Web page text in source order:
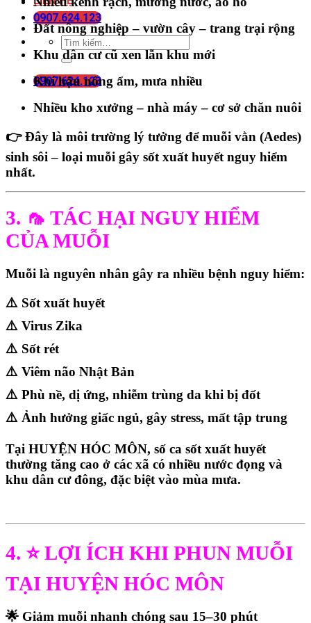
0907.624.123
0907.624.123
Đất nông nghiệp – vườn cây – trang trại rộng
Khu dân cư cũ xen lẫn khu mới
Khí hậu nóng ẩm, mưa nhiều
Nhiều kho xưởng – nhà máy – cơ sở chăn nuôi
👉 Đây là môi trường lý tưởng để muỗi vằn (Aedes)
sinh sôi – loại muỗi gây sốt xuất huyết nguy hiểm
nhất.
3. 🦟 TÁC HẠI NGUY HIỂM
CỦA MUỖI
Muỗi là nguyên nhân gây ra nhiều bệnh nguy hiểm:
⚠️ Sốt xuất huyết
⚠️ Virus Zika
⚠️ Sốt rét
⚠️ Viêm não Nhật Bản
⚠️ Phù nề, dị ứng, nhiễm trùng da khi bị đốt
⚠️ Ảnh hưởng giấc ngủ, gây stress, mất tập trung
Tại HUYỆN HÓC MÔN, số ca sốt xuất huyết
thường tăng cao ở các xã có nhiều nước đọng và
khu dân cư đông, đặc biệt vào mùa mưa.
4. ⭐ LỢI ÍCH KHI PHUN MUỖI
TẠI HUYỆN HÓC MÔN
🌟 Giảm muỗi nhanh chóng sau 15–30 phút